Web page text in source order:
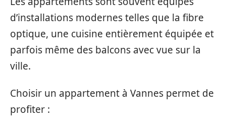
d’installations modernes telles que la fibre
optique, une cuisine entièrement équipée et
parfois même des balcons avec vue sur la
ville.
Choisir un appartement à Vannes permet de
profiter :